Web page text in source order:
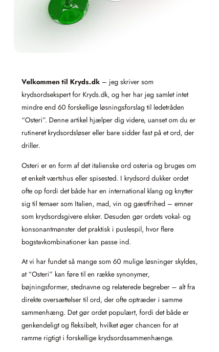
Velkommen til Kryds.dk – jeg skriver som
krydsordsekspert for Kryds.dk, og her har jeg samlet intet
mindre end 60 forskellige løsningsforslag til ledetråden
“Osteri”. Denne artikel hjælper dig videre, uanset om du er
rutineret krydsordsløser eller bare sidder fast på et ord, der
driller.
Osteri er en form af det italienske ord osteria og bruges om
et enkelt værtshus eller spisested. I krydsord dukker ordet
ofte op fordi det både har en international klang og knytter
sig til temaer som Italien, mad, vin og gæstfrihed – emner
som krydsordsgivere elsker. Desuden gør ordets vokal- og
konsonantmønster det praktisk i puslespil, hvor flere
bogstavkombinationer kan passe ind.
At vi har fundet så mange som 60 mulige løsninger skyldes,
at “Osteri” kan føre til en række synonymer,
bøjningsformer, stednavne og relaterede begreber – alt fra
direkte oversættelser til ord, der ofte optræder i samme
sammenhæng. Det gør ordet populært, fordi det både er
genkendeligt og fleksibelt, hvilket øger chancen for at
ramme rigtigt i forskellige krydsordssammenhænge.